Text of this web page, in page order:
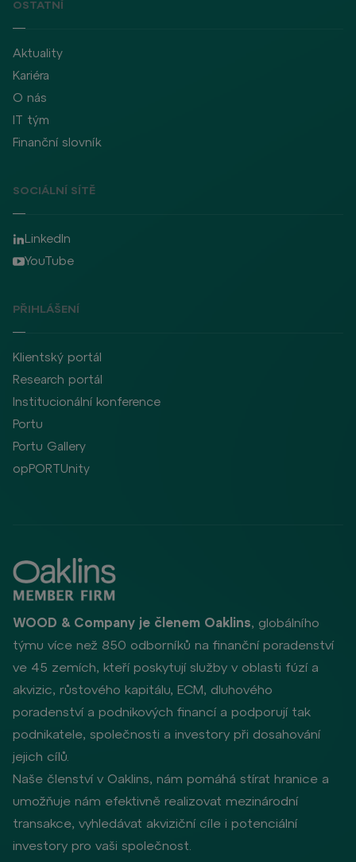
OSTATNÍ
Aktuality
Kariéra
O nás
IT tým
Finanční slovník
SOCIÁLNÍ SÍTĚ
LinkedIn
YouTube
PŘIHLÁŠENÍ
Klientský portál
Research portál
Institucionální konference
Portu
Portu Gallery
opPORTUnity
WOOD & Company je členem Oaklins, globálního
týmu více než 850 odborníků na finanční poradenství
ve 45 zemích, kteří poskytují služby v oblasti fúzí a
akvizic, růstového kapitálu, ECM, dluhového
poradenství a podnikových financí a podporují tak
podnikatele, společnosti a investory při dosahování
jejich cílů.
Naše členství v Oaklins, nám pomáhá stírat hranice a
umožňuje nám efektivně realizovat mezinárodní
transakce, vyhledávat akviziční cíle i potenciální
investory pro vaši společnost.